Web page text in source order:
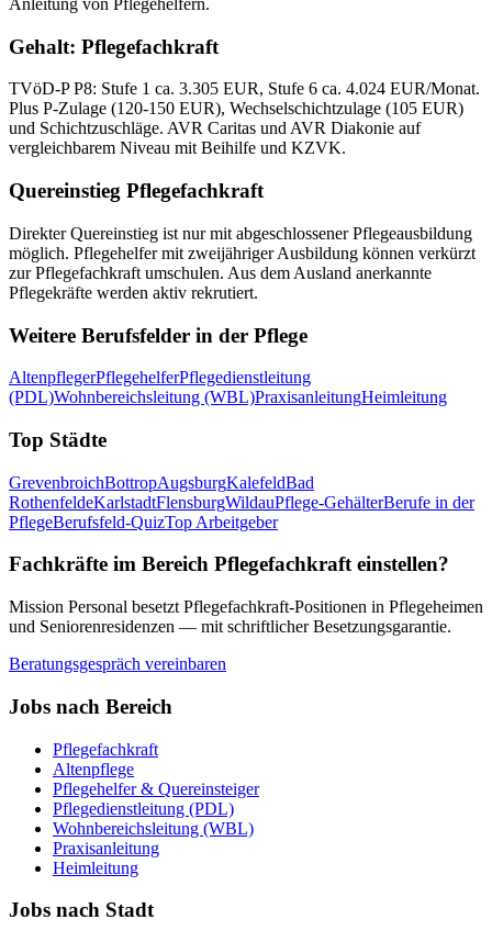
Anleitung von Pflegehelfern.
Gehalt: Pflegefachkraft
TVöD-P P8: Stufe 1 ca. 3.305 EUR, Stufe 6 ca. 4.024 EUR/Monat.
Plus P-Zulage (120-150 EUR), Wechselschichtzulage (105 EUR)
und Schichtzuschläge. AVR Caritas und AVR Diakonie auf
vergleichbarem Niveau mit Beihilfe und KZVK.
Quereinstieg Pflegefachkraft
Direkter Quereinstieg ist nur mit abgeschlossener Pflegeausbildung
möglich. Pflegehelfer mit zweijähriger Ausbildung können verkürzt
zur Pflegefachkraft umschulen. Aus dem Ausland anerkannte
Pflegekräfte werden aktiv rekrutiert.
Weitere Berufsfelder in der Pflege
AltenpflegerPflegehelferPflegedienstleitung
(PDL)Wohnbereichsleitung (WBL)PraxisanleitungHeimleitung
Top Städte
GrevenbroichBottropAugsburgKalefeldBad
RothenfeldeKarlstadtFlensburgWildauPflege-GehälterBerufe in der
PflegeBerufsfeld-QuizTop Arbeitgeber
Fachkräfte im Bereich Pflegefachkrafteinstellen?
Mission Personal besetzt Pflegefachkraft-Positionen in Pflegeheimen
und Seniorenresidenzen — mit schriftlicher Besetzungsgarantie.
Beratungsgespräch vereinbaren
Jobs nach Bereich
Pflegefachkraft
Altenpflege
Pflegehelfer & Quereinsteiger
Pflegedienstleitung (PDL)
Wohnbereichsleitung (WBL)
Praxisanleitung
Heimleitung
Jobs nach Stadt